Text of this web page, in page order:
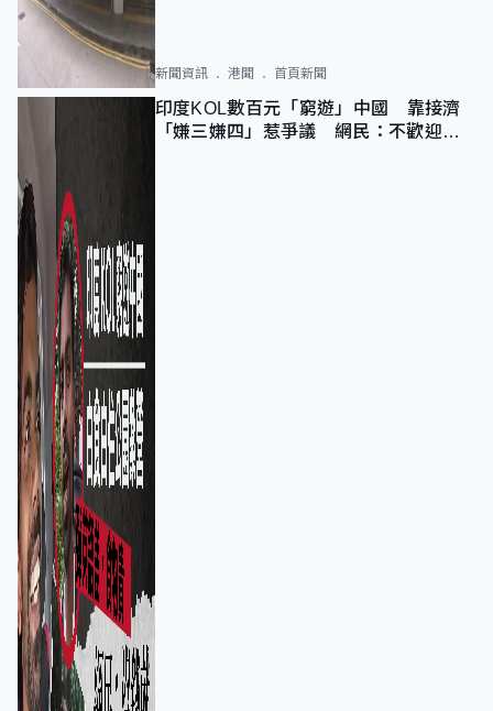
新聞資訊 港聞 首頁新聞
印度KOL數百元「窮遊」中國 靠接濟
「嫌三嫌四」惹爭議 網民：不歡迎劣